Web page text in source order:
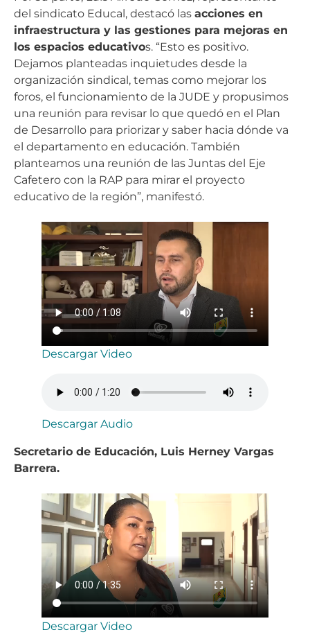
del sindicato Educal, destacó las acciones en
infraestructura y las gestiones para mejoras en
los espacios educativos. “Esto es positivo.
Dejamos planteadas inquietudes desde la
organización sindical, temas como mejorar los
foros, el funcionamiento de la JUDE y propusimos
una reunión para revisar lo que quedó en el Plan
de Desarrollo para priorizar y saber hacia dónde va
el departamento en educación. También
planteamos una reunión de las Juntas del Eje
Cafetero con la RAP para mirar el proyecto
educativo de la región”, manifestó.
Descargar Video
Descargar Audio
Secretario de Educación, Luis Herney Vargas
Barrera.
Descargar Video